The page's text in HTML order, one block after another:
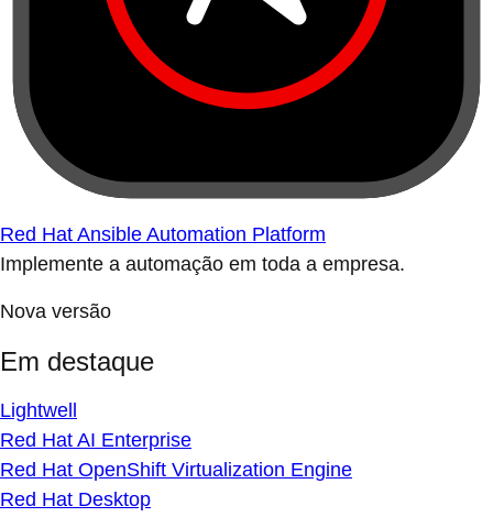
Red Hat Ansible Automation Platform
Implemente a automação em toda a empresa.
Nova versão
Em destaque
Lightwell
Red Hat AI Enterprise
Red Hat OpenShift Virtualization Engine
Red Hat Desktop